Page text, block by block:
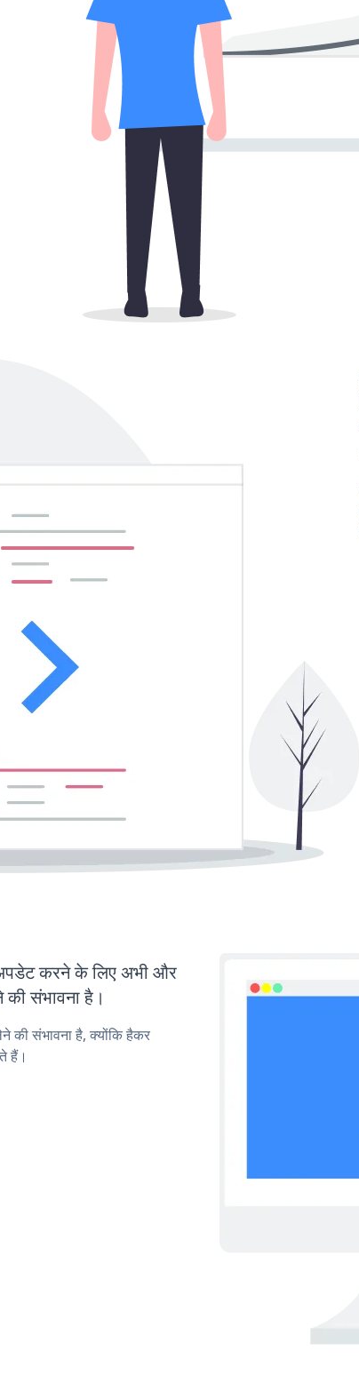
करने के लिए अभी और
संभावना है।
की संभावना है, क्योंकि हैकर
हैं।